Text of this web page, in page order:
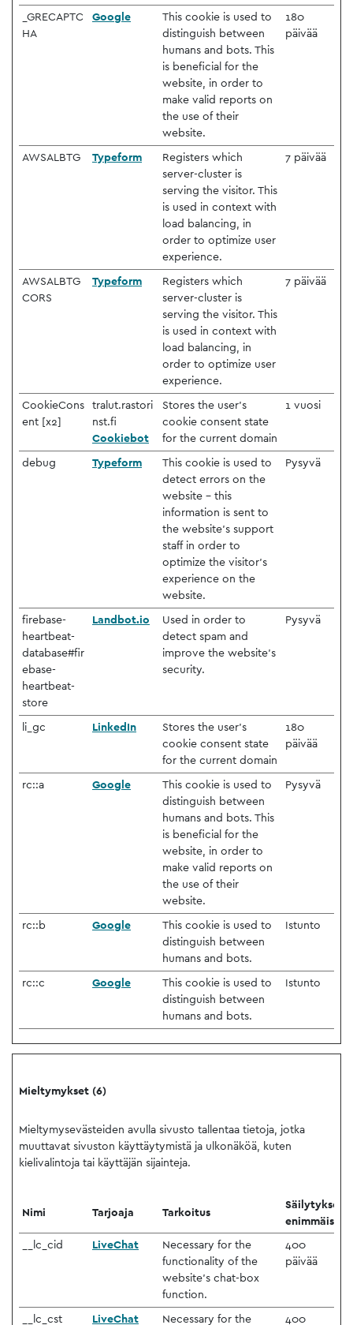
_GRECAPTC
HA
Google
This cookie is used to
distinguish between
humans and bots. This
is beneficial for the
website, in order to
make valid reports on
the use of their
website.
180
päivää
AWSALBTG Typeform
Registers which
server-cluster is
serving the visitor. This
is used in context with
load balancing, in
order to optimize user
experience.
7 päivää
AWSALBTG
CORS
Typeform
Registers which
server-cluster is
serving the visitor. This
is used in context with
load balancing, in
order to optimize user
experience.
7 päivää
CookieCons
ent [x2]
tralut.rastori
nst.fi
Cookiebot
Stores the user's
cookie consent state
for the current domain
1 vuosi
debug Typeform
This cookie is used to
detect errors on the
website - this
information is sent to
the website's support
staff in order to
optimize the visitor's
experience on the
website.
Pysyvä
firebase-
heartbeat-
database#fir
ebase-
heartbeat-
store
Landbot.io
Used in order to
detect spam and
improve the website's
security.
Pysyvä
li_gc LinkedIn
Stores the user's
cookie consent state
for the current domain
180
päivää
rc::a Google
This cookie is used to
distinguish between
humans and bots. This
is beneficial for the
website, in order to
make valid reports on
the use of their
website.
Pysyvä
rc::b Google
This cookie is used to
distinguish between
humans and bots.
Istunto
rc::c Google
This cookie is used to
distinguish between
humans and bots.
Istunto
Mieltymykset (6)
Mieltymysevästeiden avulla sivusto tallentaa tietoja, jotka
muuttavat sivuston käyttäytymistä ja ulkonäköä, kuten
kielivalintoja tai käyttäjän sijainteja.
Nimi Tarjoaja Tarkoitus
Säilytyksen
__lc_cid
LiveChat
Necessary for the
functionality of the
website's chat-box
function.
400
päivää
__lc_cst LiveChat Necessary for the 400